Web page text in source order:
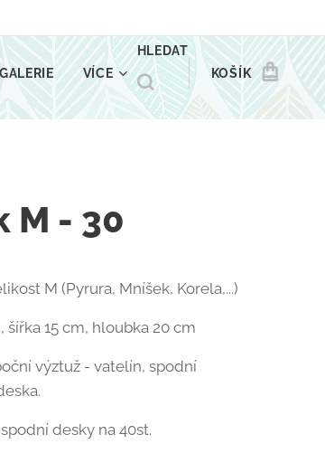
VÍCE
HLEDAT
KOŠÍK
M - 30
M (Pyrura, Mníšek, Korela,...)
šířka 15 cm, hloubka 20 cm
výztuž - vatelín, spodní
desky na 40st.